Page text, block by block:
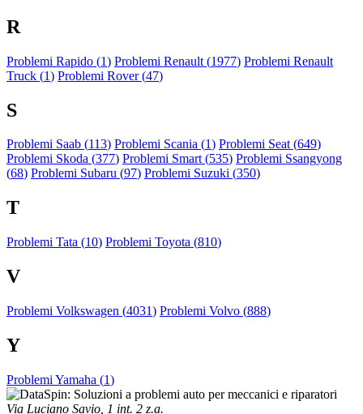
R
Problemi Rapido (1) Problemi Renault (1977) Problemi Renault
Truck (1) Problemi Rover (47)
S
Problemi Saab (113) Problemi Scania (1) Problemi Seat (649)
Problemi Skoda (377) Problemi Smart (535) Problemi Ssangyong
(68) Problemi Subaru (97) Problemi Suzuki (350)
T
Problemi Tata (10) Problemi Toyota (810)
V
Problemi Volkswagen (4031) Problemi Volvo (888)
Y
Problemi Yamaha (1)
Via Luciano Savio, 1 int. 2 z.a.